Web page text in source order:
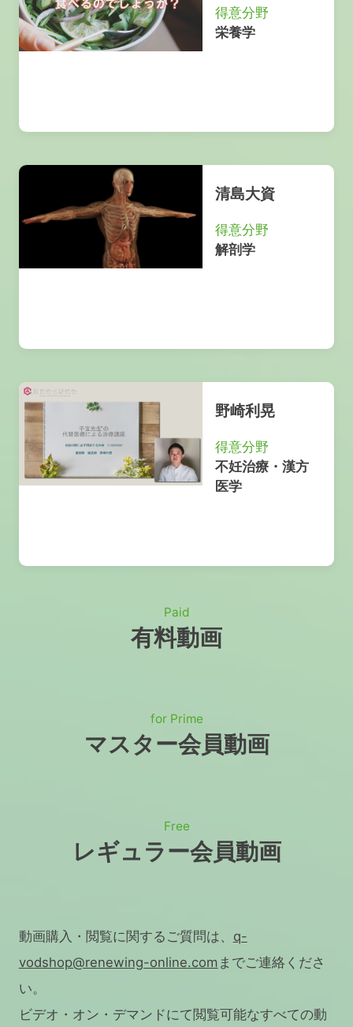
得意分野
栄養学
清島大資
得意分野
解剖学
野崎利晃
得意分野
不妊治療・漢方
医学
Paid
有料動画
for Prime
マスター会員動画
Free
レギュラー会員動画
動画購入・閲覧に関するご質問は、 q-
vodshop@renewing-online.com までご連絡くださ
い。
ビデオ・オン・デマンドにて閲覧可能なすべての動